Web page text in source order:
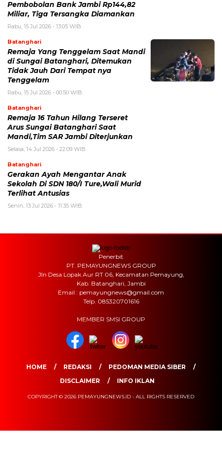
Pembobolan Bank Jambi Rp144,82
Miliar, Tiga Tersangka Diamankan
Rabu, 15 Jul 2026 - 13:05 WIB
Batanghari
Remaja Yang Tenggelam Saat Mandi
di Sungai Batanghari, Ditemukan
Tidak Jauh Dari Tempat nya
Tenggelam
Rabu, 15 Jul 2026 - 00:50 WIB
Batanghari
Remaja 16 Tahun Hilang Terseret
Arus Sungai Batanghari Saat
Mandi,Tim SAR Jambi Diterjunkan
Selasa, 14 Jul 2026 - 22:09 WIB
Batanghari
Gerakan Ayah Mengantar Anak
Sekolah Di SDN 180/I Ture,Wali Murid
Terlihat Antusias
Senin, 13 Jul 2026 - 11:35 WIB
Penerbit
PT. PEMAYUNGNEWS GROUP
Jln Desa Lopak Aur RT 06, Kecamatan Pemayung,
Kab. Batanghari, Jambi
Email : pemayungnews@gmail.com
Telp. 085320701616
MEMBER SMSI GROUP
HOME REDAKSI
PEDOMAN MEDIA SIBER
DISCLAIMER
INFO IKLAN
COPYRIGHT © 2026 PEMAYUNGNEWS.ID - ALL RIGHTS RESERVED